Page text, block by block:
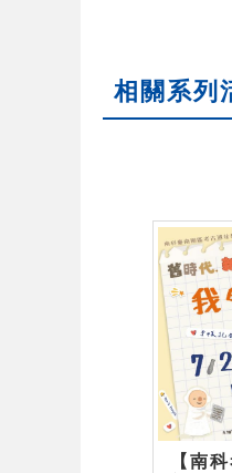
相關系列
【南